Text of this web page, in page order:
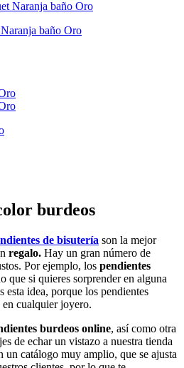
baño Oro
burdeos
de bisutería son la mejor
regalo. Hay un gran número de
Por ejemplo, los pendientes
que si quieres sorprender en alguna
esta idea, porque los pendientes
en cualquier joyero.
burdeos online, así como otra
de echar un vistazo a nuestra tienda
un catálogo muy amplio, que se ajusta